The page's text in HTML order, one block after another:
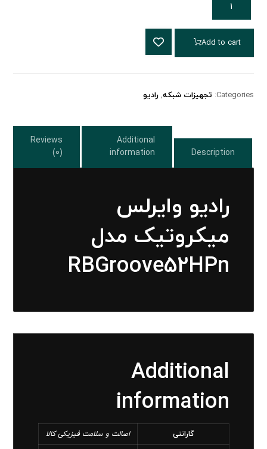
Add to cart
Categories: تجهیزات شبکه,رادیو
Description
Additional
information
Reviews
(0)
رادیو وایرلس
میکروتیک مدل
RBGroove52HPn
Additional
information
گارانتی اصالت و سلامت فیزیکی کالا